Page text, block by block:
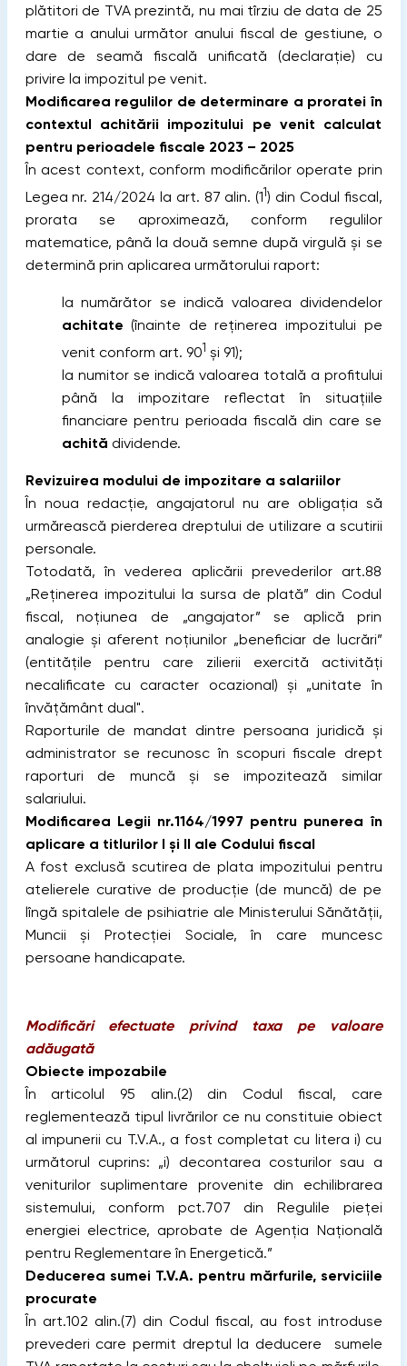
plătitori de TVA prezintă, nu mai tîrziu de data de 25
martie a anului următor anului fiscal de gestiune, o
dare de seamă fiscală unificată (declaraţie) cu
privire la impozitul pe venit.
Modificarea regulilor de determinare a proratei în
contextul achitării impozitului pe venit calculat
pentru perioadele fiscale 2023 – 2025
În acest context, conform modificărilor operate prin
Legea nr. 214/2024 la art. 87 alin. (11) din Codul fiscal,
prorata se aproximează, conform regulilor
matematice, până la două semne după virgulă şi se
determină prin aplicarea următorului raport:
la numărător se indică valoarea dividendelor
achitate (înainte de reţinerea impozitului pe
venit conform art. 901 şi 91);
la numitor se indică valoarea totală a profitului
până la impozitare reflectat în situaţiile
financiare pentru perioada fiscală din care se
achită dividende.
Revizuirea modului de impozitare a salariilor
În noua redacție, angajatorul nu are obligaţia să
urmărească pierderea dreptului de utilizare a scutirii
personale.
Totodată, în vederea aplicării prevederilor art.88
„Reținerea impozitului la sursa de plată” din Codul
fiscal, noțiunea de „angajator” se aplică prin
analogie şi aferent noțiunilor „beneficiar de lucrări”
(entitățile pentru care zilierii exercită activități
necalificate cu caracter ocazional) şi „unitate în
învățământ dual".
Raporturile de mandat dintre persoana juridică şi
administrator se recunosc în scopuri fiscale drept
raporturi de muncă şi se impozitează similar
salariului.
Modificarea Legii nr.1164/1997 pentru punerea în
aplicare a titlurilor I şi II ale Codului fiscal
A fost exclusă scutirea de plata impozitului pentru
atelierele curative de producţie (de muncă) de pe
lîngă spitalele de psihiatrie ale Ministerului Sănătăţii,
Muncii şi Protecţiei Sociale, în care muncesc
persoane handicapate.
Modificări efectuate privind taxa pe valoare
adăugată
Obiecte impozabile
În articolul 95 alin.(2) din Codul fiscal, care
reglementează tipul livrărilor ce nu constituie obiect
al impunerii cu T.V.A., a fost completat cu litera i) cu
următorul cuprins: „i) decontarea costurilor sau a
veniturilor suplimentare provenite din echilibrarea
sistemului, conform pct.707 din Regulile pieţei
energiei electrice, aprobate de Agenţia Naţională
pentru Reglementare în Energetică.”
Deducerea sumei T.V.A. pentru mărfurile, serviciile
procurate
În art.102 alin.(7) din Codul fiscal, au fost introduse
prevederi care permit dreptul la deducere sumele